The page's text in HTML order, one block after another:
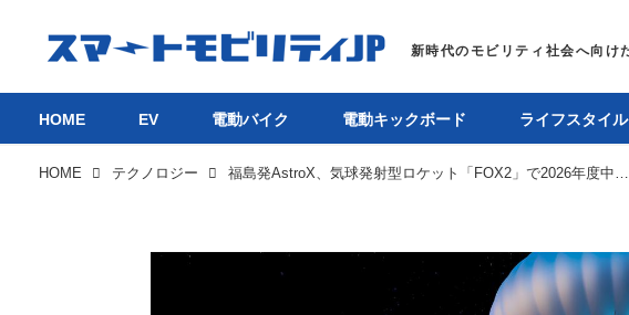
HOME EV 電動バイク 電動キックボード ライフスタイル
HOME テクノロジー 福島発AstroX、気球発射型ロケット「FOX2」で2026年度中に宇宙空間到達へ